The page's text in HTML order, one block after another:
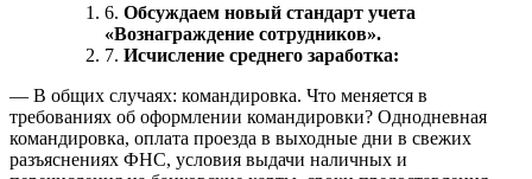
6. Обсуждаем новый стандарт учета
«Вознаграждение сотрудников».
7. Исчисление среднего заработка:
— В общих случаях: командировка. Что меняется в
требованиях об оформлении командировки? Однодневная
командировка, оплата проезда в выходные дни в свежих
разъяснениях ФНС, условия выдачи наличных и